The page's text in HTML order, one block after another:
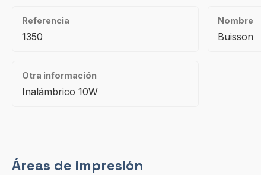
Referencia
1350
Nombre
Buisson
Otra información
Inalámbrico 10W
Áreas de impresión